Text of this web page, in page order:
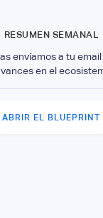
RESUMEN SEMANAL
envíamos a tu
en el
ABRIR EL BLUEPRINT